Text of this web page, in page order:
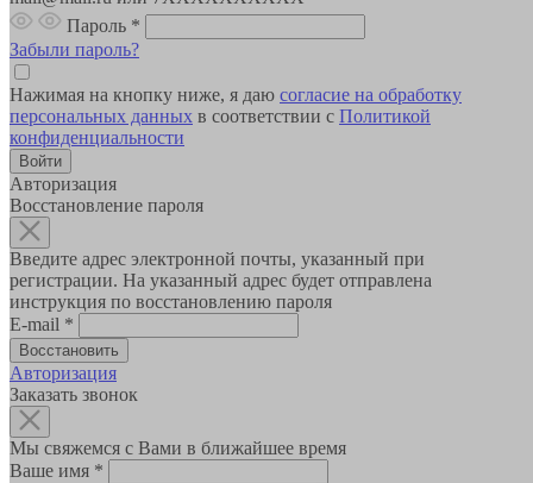
Пароль *
Забыли пароль?
Нажимая на кнопку ниже, я даю согласие на обработку
персональных данных в соответствии с Политикой
конфиденциальности
Авторизация
Восстановление пароля
Введите адрес электронной почты, указанный при
регистрации. На указанный адрес будет отправлена
инструкция по восстановлению пароля
E-mail *
Авторизация
Заказать звонок
Мы свяжемся с Вами в ближайшее время
Ваше имя *